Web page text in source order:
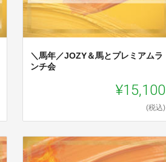
＼馬年／JOZY＆馬とプレミアムラ
ンチ会
¥15,100
(税込)